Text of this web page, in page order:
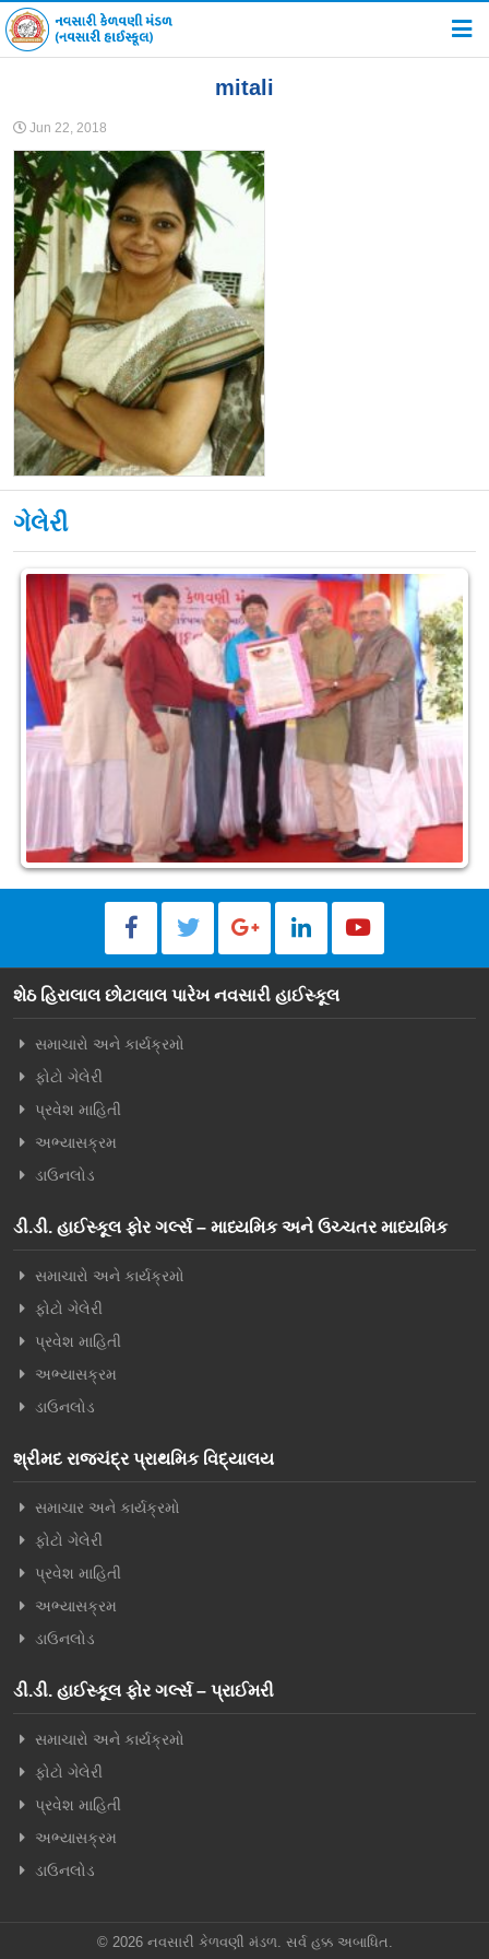
હોમ
સંચાલિત શાળાઓ
સમાચાર અને કાર્યક્રમો
કારકિર્દી
સંપર્ક
mitali
Jun 22, 2018
ગેલેરી
શેઠ હિરાલાલ છોટાલાલ પારેખ નવસારી હાઈસ્કૂલ
સમાચારો અને કાર્યક્રમો
ફોટો ગેલેરી
પ્રવેશ માહિતી
અભ્યાસક્રમ
ડાઉનલોડ
ડી.ડી. હાઈસ્કૂલ ફોર ગર્લ્સ – માધ્યમિક અને ઉચ્ચતર માધ્યમિક
સમાચારો અને કાર્યક્રમો
ફોટો ગેલેરી
પ્રવેશ માહિતી
અભ્યાસક્રમ
ડાઉનલોડ
શ્રીમદ રાજચંદ્ર પ્રાથમિક વિદ્યાલય
સમાચાર અને કાર્યક્રમો
ફોટો ગેલેરી
પ્રવેશ માહિતી
અભ્યાસક્રમ
ડાઉનલોડ
ડી.ડી. હાઈસ્કૂલ ફોર ગર્લ્સ – પ્રાઈમરી
સમાચારો અને કાર્યક્રમો
ફોટો ગેલેરી
પ્રવેશ માહિતી
અભ્યાસક્રમ
ડાઉનલોડ
© 2026 નવસારી કેળવણી મંડળ. સર્વ હક્ક અબાધિત.